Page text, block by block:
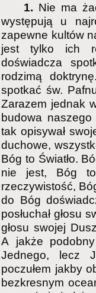
1. Nie ma
występują u
zapewne kultów
jest tylko ich
doświadcza
rodzimą
spotkać św.
Zarazem jednak
budowa
tak opisywał
duchowe,
Bóg to Światło.
nie jest, Bóg
rzeczywistość,
do Bóg
posłuchał głosu
głosu swojej
A jakże
Jednego, lecz
poczułem jakby
bezkresnym